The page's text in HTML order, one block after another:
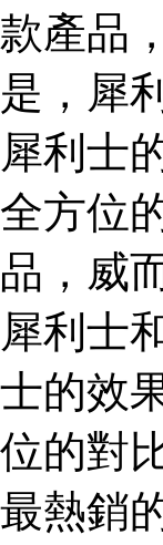
款產品
是，犀
犀利士
全方位
品，威
犀利士
士的效
位的對
最熱銷